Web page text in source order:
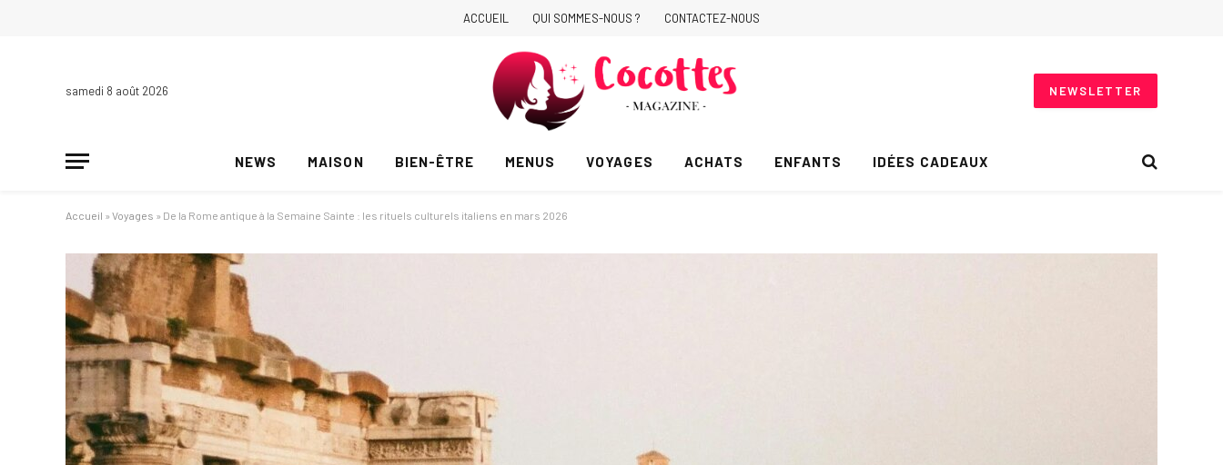
ACCUEIL QUI SOMMES-NOUS ? CONTACTEZ-NOUS
samedi 8 août 2026 NEWSLETTER
NEWS MAISON BIEN-ÊTRE MENUS VOYAGES ACHATS ENFANTS IDÉES CADEAUX
Accueil » Voyages » De la Rome antique à la Semaine Sainte : les rituels culturels italiens en mars 2026